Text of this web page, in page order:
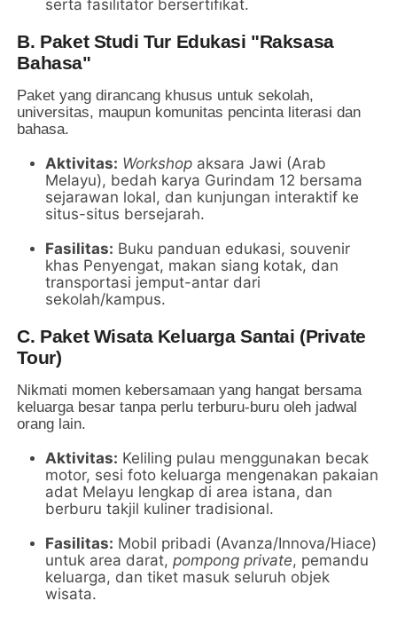
serta fasilitator bersertifikat.
B. Paket Studi Tur Edukasi "Raksasa
Bahasa"
Paket yang dirancang khusus untuk sekolah,
universitas, maupun komunitas pencinta literasi dan
bahasa.
Aktivitas: Workshop aksara Jawi (Arab
Melayu), bedah karya Gurindam 12 bersama
sejarawan lokal, dan kunjungan interaktif ke
situs-situs bersejarah.
Fasilitas: Buku panduan edukasi, souvenir
khas Penyengat, makan siang kotak, dan
transportasi jemput-antar dari
sekolah/kampus.
C. Paket Wisata Keluarga Santai (Private
Tour)
Nikmati momen kebersamaan yang hangat bersama
keluarga besar tanpa perlu terburu-buru oleh jadwal
orang lain.
Aktivitas: Keliling pulau menggunakan becak
motor, sesi foto keluarga mengenakan pakaian
adat Melayu lengkap di area istana, dan
berburu takjil kuliner tradisional.
Fasilitas: Mobil pribadi (Avanza/Innova/Hiace)
untuk area darat,pompong private, pemandu
keluarga, dan tiket masuk seluruh objek
wisata.